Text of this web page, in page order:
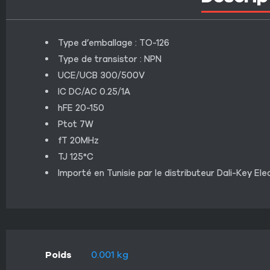
Type d’emballage : TO-126
Type de transistor : NPN
UCE/UCB 300/500V
IC DC/AC 0.25/1A
hFE 20-150
Ptot 7W
fT 20MHz
TJ 125°C
Importé en Tunisie par le distributeur Dali-Key
Poids
0.001 kg